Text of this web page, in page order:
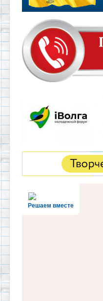
Решаем вместе